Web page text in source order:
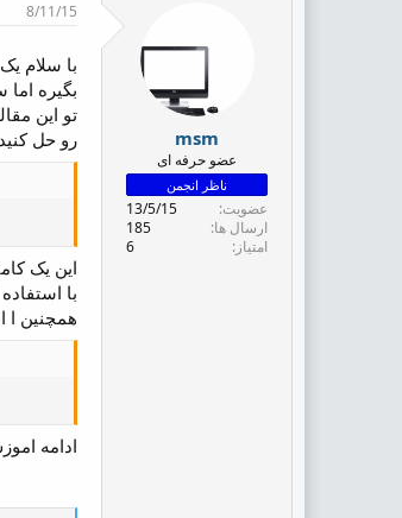
ش
ر
و
ع
س
پ
msm
عضو حرفه ای
ناظر انجمن
عضویت
13/5/15
ارسال ها
185
امتیاز
6
8/11/15
با سلام
بگیره
تو این
رو حل
این یک
با
همچنین ا
ادامه